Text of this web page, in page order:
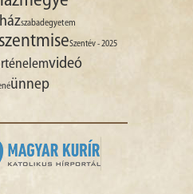
szabadegyetem
Szentév - 2025
videó
ünnep